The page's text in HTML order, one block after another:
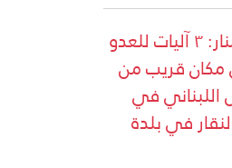
مراسل المنار: ٣ آليات للعدو
قريب من
اللبناني في
في بلدة